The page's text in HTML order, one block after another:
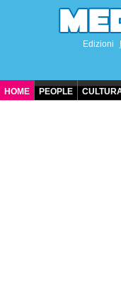
Edizioni
HOME PEOPLE